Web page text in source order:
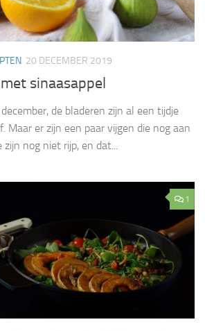
20 DECEMBER 2019
sinaasappel
de bladeren zijn al een tijdje
Maar er zijn een paar vijgen die nog aan
zijn nog niet rijp, en dat...
1